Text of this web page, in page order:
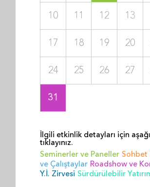
10 11 12 13
17 18 19 20
24 25 26 27
31
İlgili etkinlik detayları için
tıklayınız.
Seminerler ve Paneller Sohbet
ve Çalıştaylar Roadshow ve
Y.İ. Zirvesi Sürdürülebilir